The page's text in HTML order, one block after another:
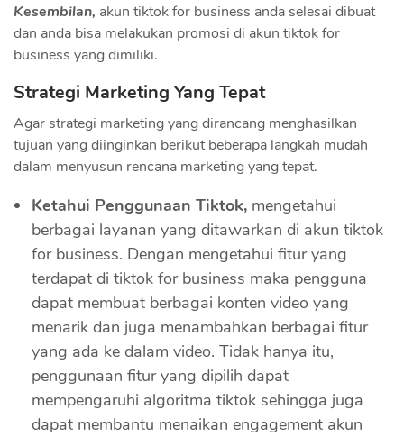
Kesembilan, akun tiktok for business anda selesai dibuat
dan anda bisa melakukan promosi di akun tiktok for
business yang dimiliki.
Strategi Marketing Yang Tepat
Agar strategi marketing yang dirancang menghasilkan
tujuan yang diinginkan berikut beberapa langkah mudah
dalam menyusun rencana marketing yang tepat.
Ketahui Penggunaan Tiktok, mengetahui
berbagai layanan yang ditawarkan di akun tiktok
for business. Dengan mengetahui fitur yang
terdapat di tiktok for business maka pengguna
dapat membuat berbagai konten video yang
menarik dan juga menambahkan berbagai fitur
yang ada ke dalam video. Tidak hanya itu,
penggunaan fitur yang dipilih dapat
mempengaruhi algoritma tiktok sehingga juga
dapat membantu menaikan engagement akun